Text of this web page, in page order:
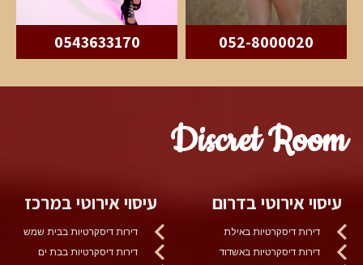
052-8000020
0543633170
Discret Room
עיסוי אירוטי בדרום
דירות דיסקרטיות באילת
דירות דיסקרטיות באשדוד
עיסוי אירוטי במרכז
דירות דיסקרטיות בבית שמש
דירות דיסקרטיות בבת ים